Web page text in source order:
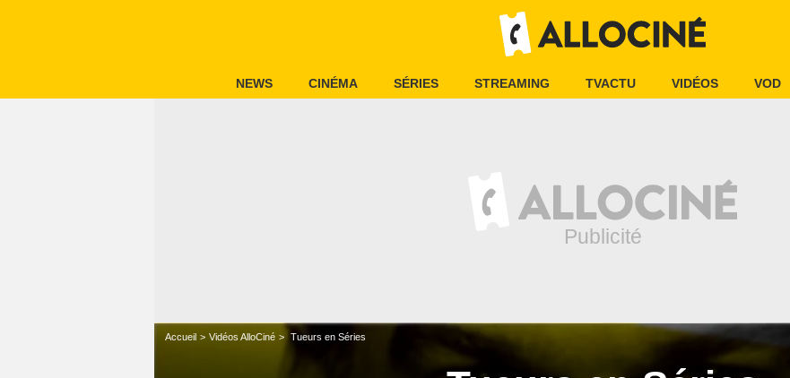
NEWS CINÉMA SÉRIES STREAMING TVACTU VIDÉOS VOD
Accueil Vidéos AlloCiné Tueurs en Séries